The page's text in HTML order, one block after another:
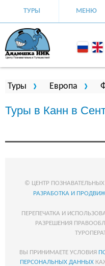
ТУРЫ МЕНЮ
Вы здесь
Туры Европа
Туры в Канн в
© ЦЕНТР
РАЗРАБОТКА И
ПЕРЕПЕЧАТКА И
РАЗРЕШЕНИЯ
ВЫ ПРИНИМАЕТЕ УСЛОВИЯ
ПЕРСОНАЛЬНЫХ ДАННЫХ